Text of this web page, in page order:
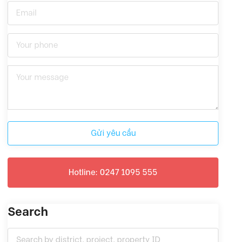
Gửi yêu cầu
Hotline: 0247 1095 555
Search